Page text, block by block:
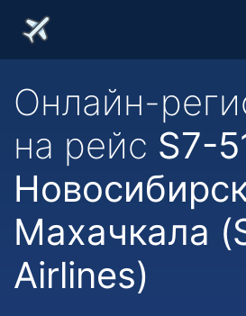
Онлайн-
на рейс S7-
Махачкала
Airlines)